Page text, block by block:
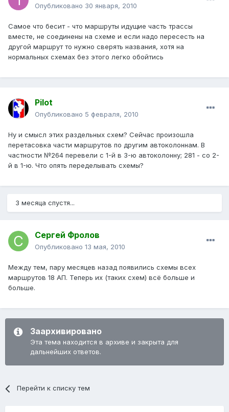
Опубликовано 30 января, 2010
Cамое что бесит - что маршруты идущие часть трассы
вместе, не соединены на схеме и если надо пересесть на
другой маршрут то нужно сверять названия, хотя на
нормальных схемах без этого легко обойтись
Pilot
Опубликовано 5 февраля, 2010
Ну и смысл этих раздельных схем? Сейчас произошла
перетасовка части маршрутов по другим автоколоннам. В
частности №264 перевели с 1-й в 3-ю автоколонну; 281 - со 2-
й в 1-ю. Что опять переделывать схемы?
3 месяца спустя...
Сергей Фролов
Опубликовано 13 мая, 2010
Между тем, пару месяцев назад появились схемы всех
маршрутов 18 АП. Теперь их (таких схем) всё больше и
больше.
Заархивировано
Эта тема находится в архиве и закрыта для
дальнейших ответов.
Перейти к списку тем